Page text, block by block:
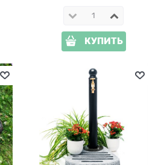
КУПИТЬ